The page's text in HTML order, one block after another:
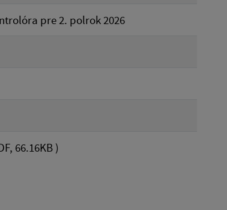
pre 2. polrok 2026
66.16KB )